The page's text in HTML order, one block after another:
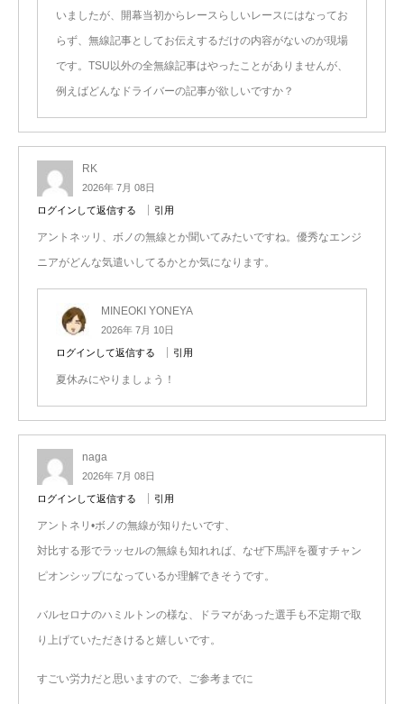
いましたが、開幕当初からレースらしいレースにはなってお
らず、無線記事としてお伝えするだけの内容がないのが現場
です。TSU以外の全無線記事はやったことがありませんが、
例えばどんなドライバーの記事が欲しいですか？
RK
2026年 7月 08日
ログインして返信する 引用
アントネッリ、ボノの無線とか聞いてみたいですね。優秀なエンジ
ニアがどんな気遣いしてるかとか気になります。
MINEOKI YONEYA
2026年 7月 10日
ログインして返信する 引用
夏休みにやりましょう！
naga
2026年 7月 08日
ログインして返信する 引用
アントネリ•ボノの無線が知りたいです、
対比する形でラッセルの無線も知れれば、なぜ下馬評を覆すチャン
ピオンシップになっているか理解できそうです。
バルセロナのハミルトンの様な、ドラマがあった選手も不定期で取
り上げていただきけると嬉しいです。
すごい労力だと思いますので、ご参考までに